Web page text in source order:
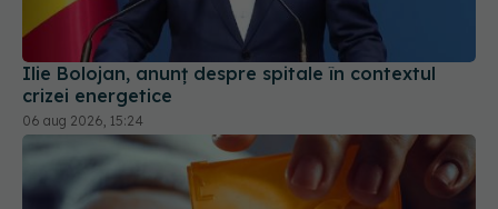
Ilie Bolojan, anunț despre spitale în contextul
crizei energetice
06 aug 2026, 15:24